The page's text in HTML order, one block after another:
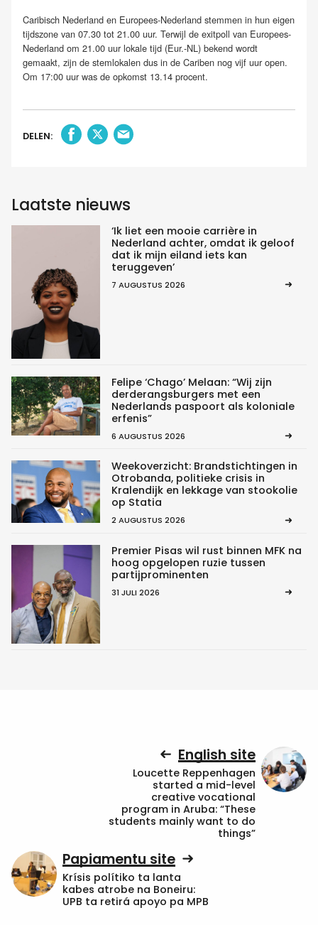
Caribisch Nederland en Europees-Nederland stemmen in hun eigen
tijdszone van 07.30 tot 21.00 uur. Terwijl de exitpoll van Europees-
Nederland om 21.00 uur lokale tijd (Eur.-NL) bekend wordt
gemaakt, zijn de stemlokalen dus in de Cariben nog vijf uur open.
Om 17:00 uur was de opkomst 13.14 procent.
DELEN:
Laatste nieuws
‘Ik liet een mooie carrière in
Nederland achter, omdat ik geloof
dat ik mijn eiland iets kan
teruggeven’
7 AUGUSTUS 2026
Felipe ‘Chago’ Melaan: “Wij zijn
derderangsburgers met een
Nederlands paspoort als koloniale
erfenis”
6 AUGUSTUS 2026
Weekoverzicht: Brandstichtingen in
Otrobanda, politieke crisis in
Kralendijk en lekkage van stookolie
op Statia
2 AUGUSTUS 2026
Premier Pisas wil rust binnen MFK na
hoog opgelopen ruzie tussen
partijprominenten
31 JULI 2026
English site
Loucette Reppenhagen
started a mid-level
creative vocational
program in Aruba: “These
students mainly want to do
things”
Papiamentu site
Krísis polítiko ta lanta
kabes atrobe na Boneiru:
UPB ta retirá apoyo pa MPB